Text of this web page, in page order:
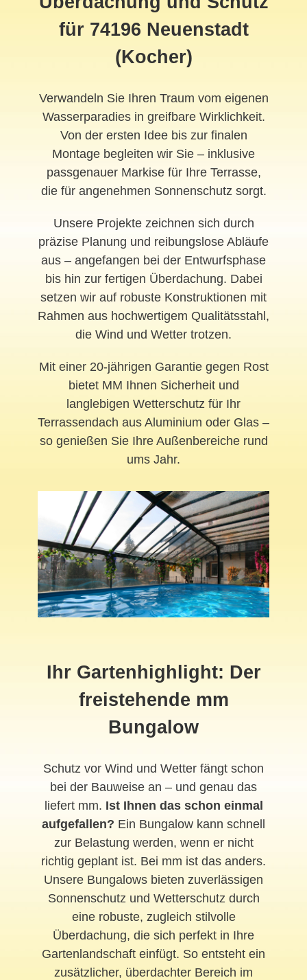
für 74196 Neuenstadt
(Kocher)
Verwandeln Sie Ihren Traum vom eigenen
Wasserparadies in greifbare Wirklichkeit.
Von der ersten Idee bis zur finalen
Montage begleiten wir Sie – inklusive
passgenauer Markise für Ihre Terrasse,
die für angenehmen Sonnenschutz sorgt.
Unsere Projekte zeichnen sich durch
präzise Planung und reibungslose Abläufe
aus – angefangen bei der Entwurfsphase
bis hin zur fertigen Überdachung. Dabei
setzen wir auf robuste Konstruktionen mit
Rahmen aus hochwertigem Qualitätsstahl,
die Wind und Wetter trotzen.
Mit einer 20-jährigen Garantie gegen Rost
bietet MM Ihnen Sicherheit und
langlebigen Wetterschutz für Ihr
Terrassendach aus Aluminium oder Glas –
so genießen Sie Ihre Außenbereiche rund
ums Jahr.
Ihr Gartenhighlight: Der
freistehende mm
Bungalow
Schutz vor Wind und Wetter fängt schon
bei der Bauweise an – und genau das
liefert mm. Ist Ihnen das schon einmal
aufgefallen? Ein Bungalow kann schnell
zur Belastung werden, wenn er nicht
richtig geplant ist. Bei mm ist das anders.
Unsere Bungalows bieten zuverlässigen
Sonnenschutz und Wetterschutz durch
eine robuste, zugleich stilvolle
Überdachung, die sich perfekt in Ihre
Gartenlandschaft einfügt. So entsteht ein
zusätzlicher, überdachter Bereich im